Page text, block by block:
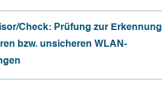
Check: Prüfung zur Erkennung
bzw. unsicheren WLAN-